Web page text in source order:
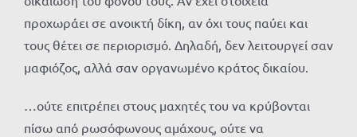
προχωράει σε ανοικτή δίκη, αν όχι τους παύει και
τους θέτει σε περιορισμό. Δηλαδή, δεν λειτουργεί σαν
μαφιόζος, αλλά σαν οργανωμένο κράτος δικαίου.
…ούτε επιτρέπει στους μαχητές του να κρύβονται
πίσω από ρωσόφωνους αμάχους, ούτε να